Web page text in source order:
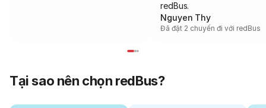
redBus.
Nguyen Thy
Đã đặt 2 chuyến đi với redBus
Tại sao nên chọn redBus?